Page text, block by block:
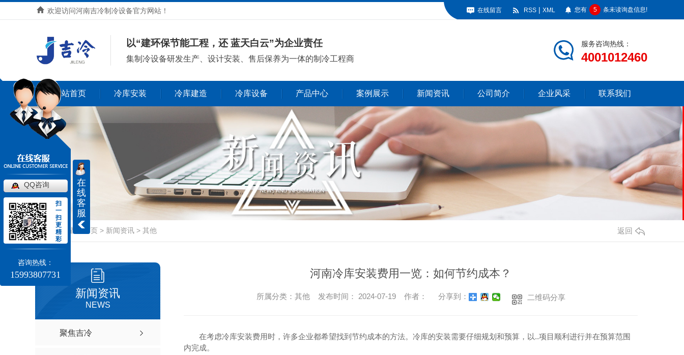
欢迎访问河南吉冷制冷设备官方网站！ 在线留言 RSS | XML 您有 5 条未读询盘信息!
以“建环保节能工程，还 蓝天白云”为企业责任
集制冷设备研发生产、设计安装、售后保养为一体的制冷工程商
服务咨询热线：
4001012460
网站首页 冷库安装 冷库建造 冷库设备 产品中心 案例展示 新闻资讯 公司简介 企业风采 联系我们
当前位置：首页 > 新闻资讯 > 其他 返回
新闻资讯
NEWS
聚焦吉冷
河南冷库安装费用一览：如何节约成本？
所属分类：其他 发布时间： 2024-07-19 作者： 分享到： 二维码分享
在考虑冷库安装费用时，许多企业都希望找到节约成本的方法。冷库的安装需要仔细规划和预算，以..项目顺利进行并在预算范围
内完成。
在
线
客
服
QQ咨询
扫
一
扫
更
精
彩
咨询热线：
15993807731